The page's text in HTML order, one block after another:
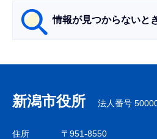
情報が見つからないと
ナ
ビ
ゲ
新潟市役所 法人番号
住所
〒951-8550